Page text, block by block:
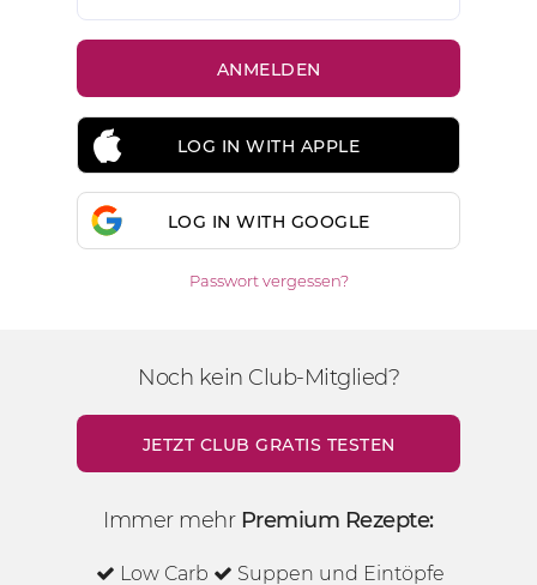
LOG IN WITH APPLE
LOG IN WITH GOOGLE
Passwort vergessen?
Noch kein Club-Mitglied?
JETZT CLUB GRATIS TESTEN
Immer mehr Premium Rezepte:
Low Carb
Suppen und Eintöpfe